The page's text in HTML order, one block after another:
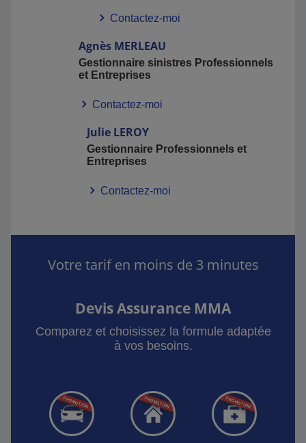
Contactez-moi
Agnès MERLEAU
Gestionnaire sinistres Professionnels
et Entreprises
Contactez-moi
Julie LEROY
Gestionnaire Professionnels et
Entreprises
Contactez-moi
Votre tarif en moins de 3 minutes
Devis Assurance MMA
Comparez et choisissez la formule adaptée
à vos besoins.